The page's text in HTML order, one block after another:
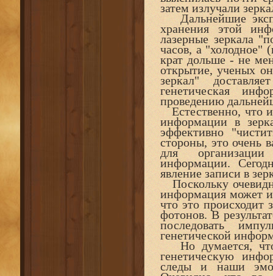
затем излучали
Дальнейшие
хранения этой
лазерные зеркала
часов, а "холодное"
крат дольше - не
открытие, ученых
зеркал"
генетическая
проведению
Естественно, что
информации в
эффективно
стороны, это очень
для организации
информации.
явление записи в
Поскольку
информация может
что это происходит
фотонов. В
последовать
генетической
Но думается, что
генетическую
следы и наши